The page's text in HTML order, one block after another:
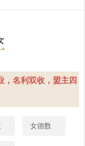
，名利双收，盟主四
女德数